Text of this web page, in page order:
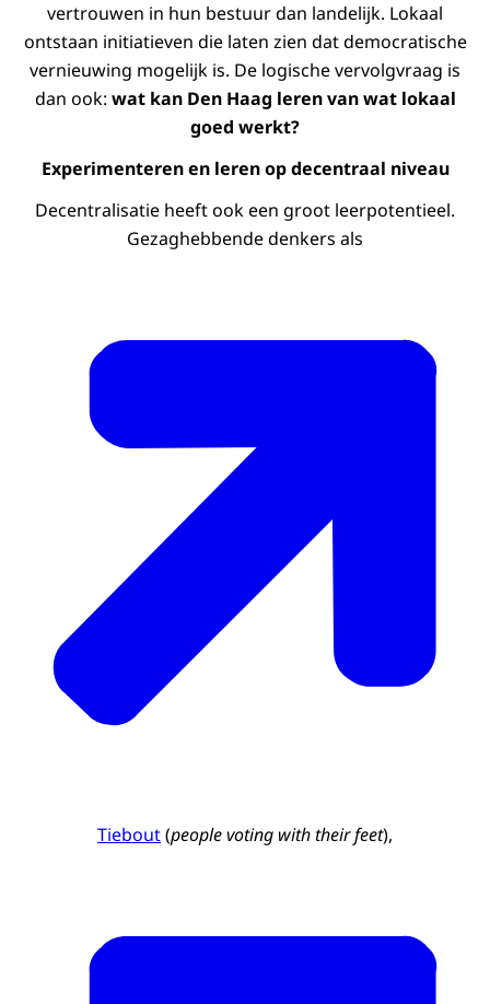
vertrouwen in hun bestuur dan landelijk. Lokaal
ontstaan initiatieven die laten zien dat democratische
vernieuwing mogelijk is. De logische vervolgvraag is
dan ook: wat kan Den Haag leren van wat lokaal
goed werkt?
Experimenteren en leren op decentraal niveau
Decentralisatie heeft ook een groot leerpotentieel.
Gezaghebbende denkers als
Tiebout(peoplevoting with their feet),